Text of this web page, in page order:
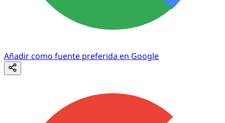
Añadir como fuente preferida en Google